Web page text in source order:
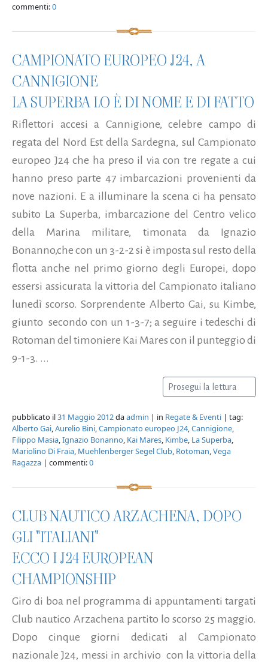
commenti:0
CAMPIONATO EUROPEO J24, A
CANNIGIONE
LA SUPERBA LO È DI NOME E DI FATTO
Riflettori accesi a Cannigione, celebre campo di
regata del Nord Est della Sardegna, sul Campionato
europeo J24 che ha preso il via con tre regate a cui
hanno preso parte 47 imbarcazioni provenienti da
nove nazioni. E a illuminare la scena ci ha pensato
subito La Superba, imbarcazione del Centro velico
della Marina militare, timonata da Ignazio
Bonanno,che con un 3-2-2 si è imposta sul resto della
flotta anche nel primo giorno degli Europei, dopo
essersi assicurata la vittoria del Campionato italiano
lunedì scorso. Sorprendente Alberto Gai, su Kimbe,
giunto secondo con un 1-3-7; a seguire i tedeschi di
Rotoman del timoniere Kai Mares con il punteggio di
9-1-3. ...
Prosegui la lettura
pubblicato il31 Maggio 2012daadmin | in Regate & Eventi | tag:
Alberto Gai,Aurelio Bini,Campionato europeo J24,Cannigione,
Filippo Masia,Ignazio Bonanno, Kai Mares, Kimbe, La Superba,
Mariolino Di Fraia, Muehlenberger Segel Club, Rotoman,Vega
Ragazza | commenti:0
CLUB NAUTICO ARZACHENA, DOPO
GLI "ITALIANI"
ECCO I J24 EUROPEAN
CHAMPIONSHIP
Giro di boa nel programma di appuntamenti targati
Club nautico Arzachena partito lo scorso 25 maggio.
Dopo cinque giorni dedicati al Campionato
nazionale J24, messi in archivio con la vittoria della